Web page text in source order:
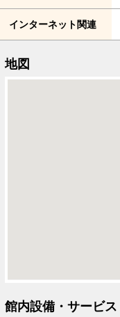
インターネット関連
地図
館内設備・サービス